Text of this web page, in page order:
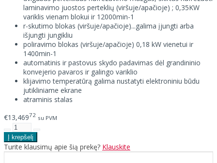
laminavimo juostos perteklių (viršuje/apačioje) ; 0,35KW
variklis vienam blokui ir 12000min-1
r-skutimo blokas (viršuje/apačioje)...galima įjungti arba
išjungti jungikliu
poliravimo blokas (viršuje/apačioje) 0,18 kW vienetui ir
1400min-1
automatinis ir pastovus skydo padavimas dėl grandininio
konvejerio pavaros ir galingo variklio
klijavimo temperatūrą galima nustatyti elektroniniu būdu
jutikliniame ekrane
atraminis stalas
€13,46972 su PVM
Turite klausimų apie šią prekę? Klauskite